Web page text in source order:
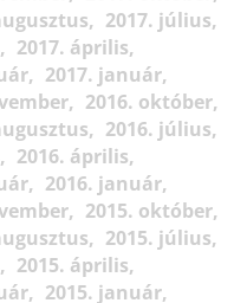
2017. július
2017. április
2017. január
2016. október
2016. július
2016. április
2016. január
2015. október
2015. július
2015. április
2015. január